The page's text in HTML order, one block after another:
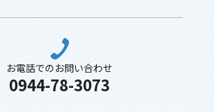
お電話でのお問い合わせ
0944-78-3073